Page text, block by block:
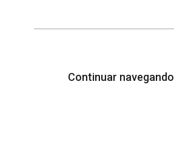
Continuar navegando